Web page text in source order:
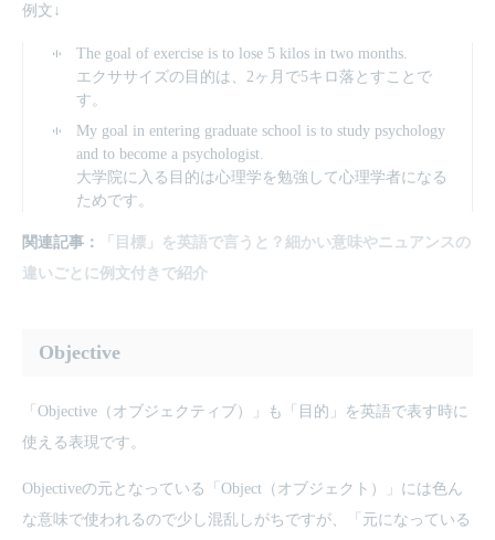
例文↓
The goal of exercise is to lose 5 kilos in two months.
エクササイズの目的は、2ヶ月で5キロ落とすことで
す。
My goal in entering graduate school is to study psychology
and to become a psychologist.
大学院に入る目的は心理学を勉強して心理学者になる
ためです。
関連記事：
「目標」を英語で言うと？細かい意味やニュアンスの
違いごとに例文付きで紹介
Objective
「Objective（オブジェクティブ）」も「目的」を英語で表す時に
使える表現です。
Objectiveの元となっている「Object（オブジェクト）」には色ん
な意味で使われるので少し混乱しがちですが、「元になっている